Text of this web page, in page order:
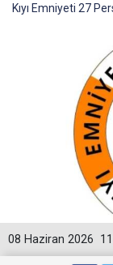
Kıyı Emniyeti 27
08 Haziran 2026